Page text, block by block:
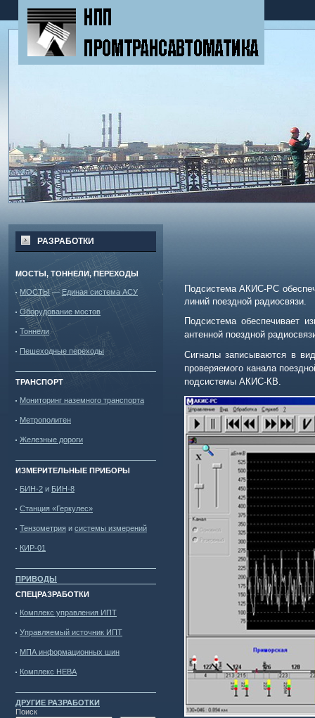
РАЗРАБОТКИ
МОСТЫ, ТОННЕЛИ, ПЕРЕХОДЫ
МОСТЫ—Единая система АСУ
Оборудование мостов
Тоннели
Пешеходные переходы
ТРАНСПОРТ
Мониторинг наземного транспорта
Метрополитен
Железные дороги
ИЗМЕРИТЕЛЬНЫЕ ПРИБОРЫ
БИН-2 и БИН-8
Станция «Геркулес»
Тензометрия и системы измерений
КИР-01
ПРИВОДЫ
СПЕЦРАЗРАБОТКИ
Комплекс управления ИПТ
Управляемый источник ИПТ
МПА информационных шин
Комплекс НЕВА
ДРУГИЕ РАЗРАБОТКИ
Поиск
Подсистема АКИС-РС
линий поездной радиосвязи.
Подсистема обеспечивает
антенной поездной
Сигналы записываются в
проверяемого канала
подсистемы АКИС-КВ.